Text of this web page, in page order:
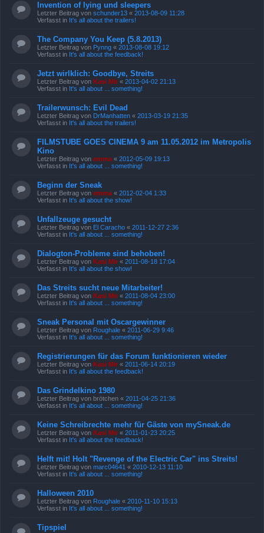
Invention of lying und sleepers
Letzter Beitrag von schunder13 « 2013-08-09 11:28
Verfasst in It's all about the trailers!
The Company You Keep (5.8.2013)
Letzter Beitrag von Pynng « 2013-08-08 19:12
Verfasst in It's all about the feedback!
Jetzt wirlklich: Goodbye, Streits
Letzter Beitrag von Kasi Mir « 2013-04-02 21:13
Verfasst in It's all about ... something!
Trailerwunsch: Evil Dead
Letzter Beitrag von DrManhatten « 2013-03-19 21:35
Verfasst in It's all about the trailers!
FILMSTUBE GOES CINEMA 9 am 11.05.2012 im Metropolis
Kino
Letzter Beitrag von emma « 2012-05-09 19:13
Verfasst in It's all about ... something!
Beginn der Sneak
Letzter Beitrag von emma « 2012-02-04 1:33
Verfasst in It's all about the show!
Unfallzeuge gesucht
Letzter Beitrag von El Caracho « 2011-12-27 2:36
Verfasst in It's all about ... something!
Dialogton-Probleme sind behoben!
Letzter Beitrag von Kasi Mir « 2011-08-18 17:04
Verfasst in It's all about the show!
Das Streits sucht neue Mitarbeiter!
Letzter Beitrag von Kasi Mir « 2011-08-04 23:00
Verfasst in It's all about ... something!
Sneak Personal mit Oscargewinner
Letzter Beitrag von Roughale « 2011-06-29 9:46
Verfasst in It's all about ... something!
Registrierungen für das Forum funktionieren wieder
Letzter Beitrag von Kasi Mir « 2011-06-14 20:19
Verfasst in It's all about the feedback!
Das Grindelkino 1980
Letzter Beitrag von brötchen « 2011-04-25 21:36
Verfasst in It's all about ... something!
Keine Schreibrechte mehr für Gäste von mySneak.de
Letzter Beitrag von Kasi Mir « 2011-01-23 20:25
Verfasst in It's all about the feedback!
Helft mit! Holt "Revenge of the Electric Car" ins Streits!
Letzter Beitrag von marc04641 « 2010-12-13 11:10
Verfasst in It's all about ... something!
Halloween 2010
Letzter Beitrag von Roughale « 2010-11-10 15:13
Verfasst in It's all about ... something!
Tipspiel